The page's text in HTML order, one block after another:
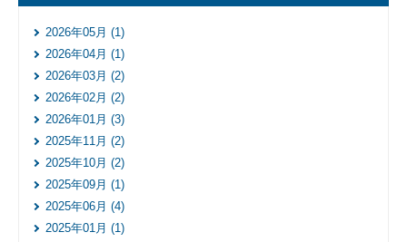
業
2026年05月 (1)
2026年04月 (1)
2026年03月 (2)
2026年02月 (2)
2026年01月 (3)
2025年11月 (2)
2025年10月 (2)
2025年09月 (1)
2025年06月 (4)
2025年01月 (1)